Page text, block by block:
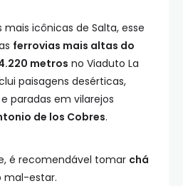
icônicas de Salta, esse
ferrovias mais altas do
metros no Viaduto La
paisagens desérticas,
paradas em vilarejos
de los Cobres.
é recomendável tomar chá
mal-estar.